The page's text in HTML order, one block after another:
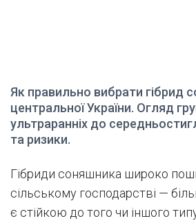
Як правильно вибрати гібрид
центральної України. Огляд
ультраранніх до
та ризики.
Гібриди соняшника широко
сільському господарстві —
є стійкою до того чи іншого